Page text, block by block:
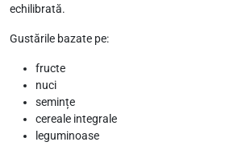
echilibrată.
Gustările bazate pe:
fructe
nuci
semințe
cereale integrale
leguminoase